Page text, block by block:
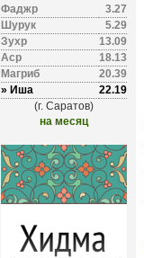
Фаджр
3.27
Шурук
5.29
Зухр
13.09
Аср
18.13
Магриб
20.39
» Иша
22.19
(г. Саратов)
на месяц